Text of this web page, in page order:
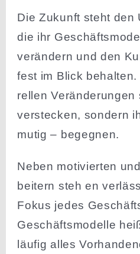
Die Zukunft steht den
die ihr
verändern und den
fest im Blick
rellen
verstecken, sondern
mutig – begegnen.
Neben motivierten
beitern steh en
Fokus jedes
Geschäfts­mo­delle
läufig alles